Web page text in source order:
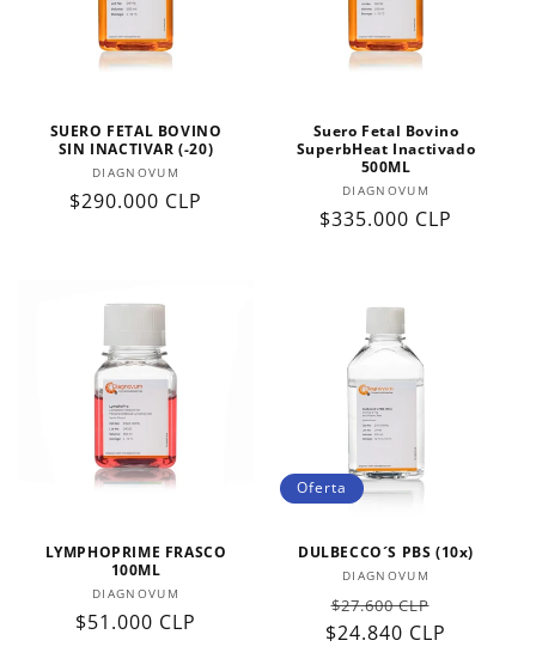
SUERO FETAL BOVINO
SIN INACTIVAR (-20)
Proveedor:
DIAGNOVUM
Precio
$290.000 CLP
Suero Fetal Bovino
SuperbHeat Inactivado
500ML
Proveedor:
DIAGNOVUM
Precio
$335.000 CLP
LYMPHOPRIME FRASCO
100ML
Proveedor:
DIAGNOVUM
Precio
$51.000 CLP
Oferta
DULBECCO´S PBS (10x)
Proveedor:
DIAGNOVUM
Precio
habitual
$27.600 CLP
de
$24.840 CLP